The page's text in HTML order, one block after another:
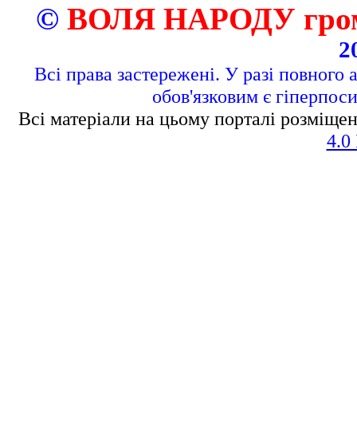
© ВОЛЯ НАРОДУ
Всі права застережені. У разі повного
обов'язковим є
Всі матеріали на цьому порталі
4.0